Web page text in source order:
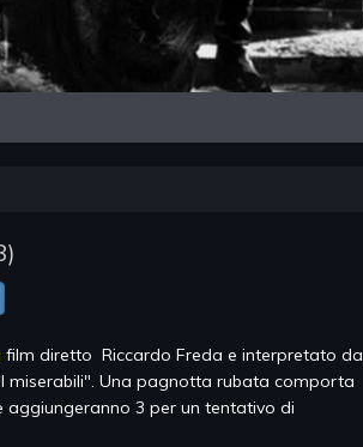
)
film diretto Riccardo Freda e interpretato da
miserabili". Una pagnotta rubata comporta
aggiungeranno 3 per un tentativo di